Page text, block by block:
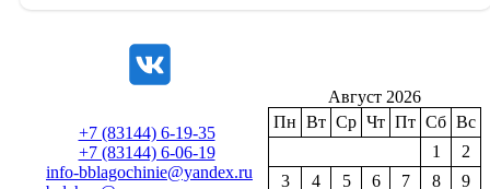
+7 (83144) 6-19-35
+7 (83144) 6-06-19
info-bblagochinie@yandex.ru
Август 2026
Пн Вт Ср Чт Пт Сб Вс
1
2
3
4 5 6 7 8 9